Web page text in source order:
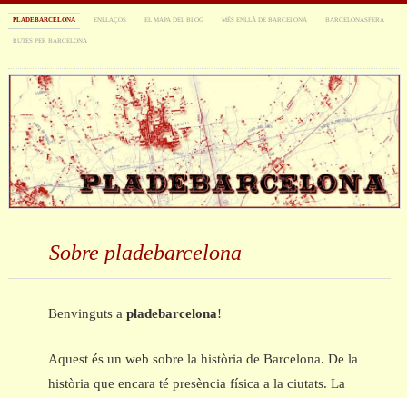
PLADEBARCELONA ENLLAÇOS EL MAPA DEL BLOG MÉS ENLLÀ DE BARCELONA BARCELONASFERA
RUTES PER BARCELONA
Sobre pladebarcelona
Benvinguts apladebarcelona!
Aquest és un web sobre la història de Barcelona. De la
història que encara té presència física a la ciutats. La